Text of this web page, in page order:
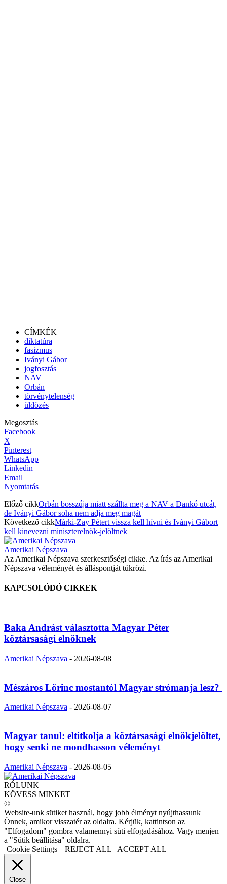
CÍMKÉK
diktatúra
fasizmus
Iványi Gábor
jogfosztás
NAV
Orbán
törvénytelenség
üldözés
Megosztás
Facebook
X
Pinterest
WhatsApp
Linkedin
Email
Nyomtatás
Előző cikkOrbán bosszúja miatt szállta meg a NAV a Dankó utcát,
de Iványi Gábor soha nem adja meg magát
Következő cikkMárki-Zay Pétert vissza kell hívni és Iványi Gábort
kell kinevezni miniszterelnök-jelöltnek
Amerikai Népszava
Az Amerikai Népszava szerkesztőségi cikke. Az írás az Amerikai
Népszava véleményét és álláspontját tükrözi.
KAPCSOLÓDÓ CIKKEK
Baka Andrást választotta Magyar Péter
köztársasági elnöknek
Amerikai Népszava - 2026-08-08
Mészáros Lőrinc mostantól Magyar strómanja lesz?
Amerikai Népszava - 2026-08-07
Magyar tanul: eltitkolja a köztársasági elnökjelöltet,
hogy senki ne mondhasson véleményt
Amerikai Népszava - 2026-08-05
RÓLUNK
KÖVESS MINKET
©
Website-unk sütiket használ, hogy jobb élményt nyújthassunk
Önnek, amikor visszatér az oldalra. Kérjük, kattintson az
"Elfogadom" gombra valamennyi süti elfogadásához. Vagy menjen
a "Sütik beállítása" oldalra.
Cookie Settings
REJECT ALL ACCEPT ALL
Close